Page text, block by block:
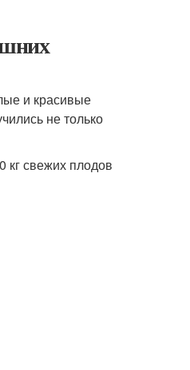
и красивые
не только
кг свежих плодов